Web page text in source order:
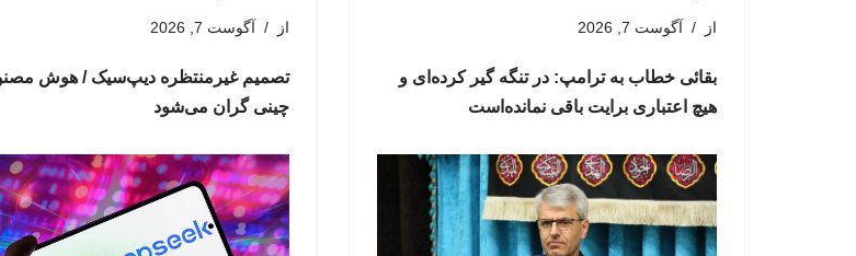
از آگوست 7, 2026
بقائی خطاب به ترامپ: در تنگه گیر کرده‌ای و
هیچ اعتباری برایت باقی نمانده‌است
از آگوست 7, 2026
تصمیم غیرمنتظره دیپ‌سیک / هوش
چینی گران می‌شود